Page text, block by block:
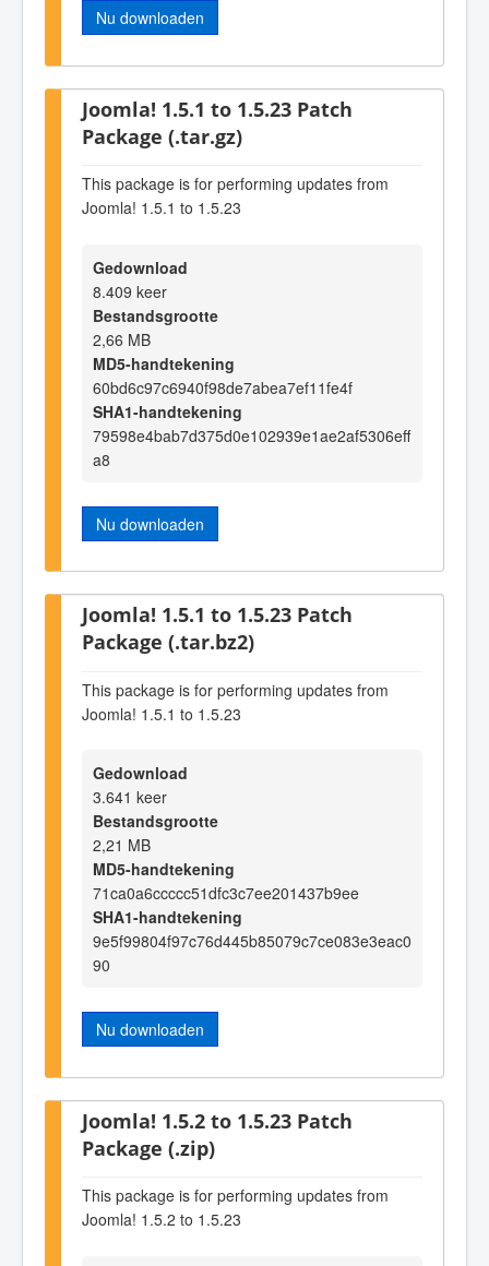
Nu downloaden
Joomla! 1.5.1 to 1.5.23 Patch
Package (.tar.gz)
This package is for performing updates from
Joomla! 1.5.1 to 1.5.23
Gedownload
8.409 keer
Bestandsgrootte
2,66 MB
MD5-handtekening
60bd6c97c6940f98de7abea7ef11fe4f
SHA1-handtekening
79598e4bab7d375d0e102939e1ae2af5306eff
a8
Nu downloaden
Joomla! 1.5.1 to 1.5.23 Patch
Package (.tar.bz2)
This package is for performing updates from
Joomla! 1.5.1 to 1.5.23
Gedownload
3.641 keer
Bestandsgrootte
2,21 MB
MD5-handtekening
71ca0a6ccccc51dfc3c7ee201437b9ee
SHA1-handtekening
9e5f99804f97c76d445b85079c7ce083e3eac0
90
Nu downloaden
Joomla! 1.5.2 to 1.5.23 Patch
Package (.zip)
This package is for performing updates from
Joomla! 1.5.2 to 1.5.23